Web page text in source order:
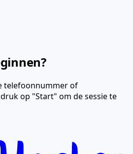
telefoonnummer of
op "Start" om de sessie te